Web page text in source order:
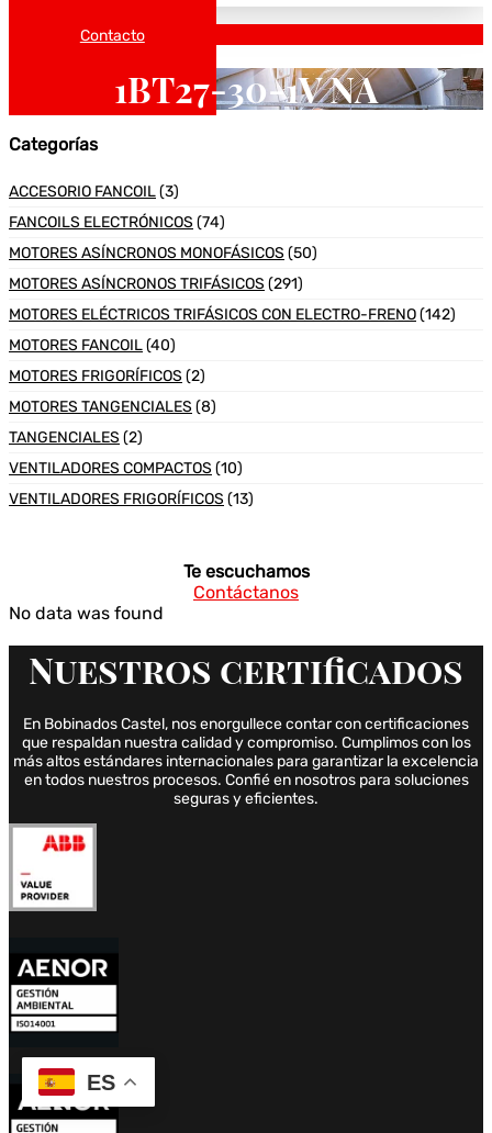
Contacto
1BT27-30-1V NA
Categorías
ACCESORIO FANCOIL(3)
FANCOILS ELECTRÓNICOS (74)
MOTORES ASÍNCRONOS MONOFÁSICOS (50)
MOTORES ASÍNCRONOS TRIFÁSICOS (291)
MOTORES ELÉCTRICOS TRIFÁSICOS CON ELECTRO-FRENO(142)
MOTORES FANCOIL(40)
MOTORES FRIGORÍFICOS (2)
MOTORES TANGENCIALES (8)
TANGENCIALES (2)
VENTILADORES COMPACTOS (10)
VENTILADORES FRIGORÍFICOS (13)
Te escuchamos
Contáctanos
No data was found
Nuestros certificados
En Bobinados Castel, nos enorgullece contar con certificaciones
que respaldan nuestra calidad y compromiso. Cumplimos con los
más altos estándares internacionales para garantizar la excelencia
en todos nuestros procesos. Confié en nosotros para soluciones
seguras y eficientes.
ES